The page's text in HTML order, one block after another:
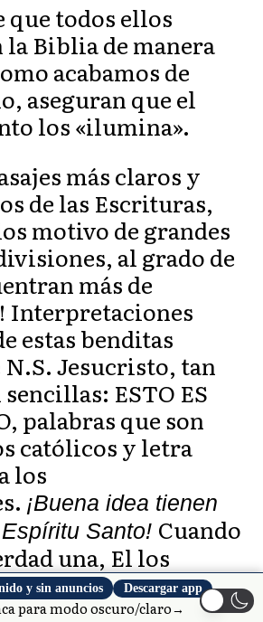
que todos ellos
Biblia de manera
acabamos de
aseguran que el
los «ilumina».
más claros y
de las Escrituras,
motivo de grandes
al grado de
más de
Interpretaciones
estas benditas
N.S. Jesucristo, tan
ESTO ES
palabras que son
católicos y letra
los
¡Buena idea tienen
Santo! Cuando
una, El los
que cada quien
tan diferentes y
y sin anuncios Descargar app
para modo oscuro/claro→